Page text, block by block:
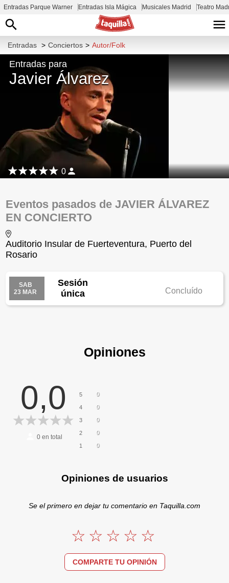
Entradas Parque Warner Entradas Isla Mágica Musicales Madrid Teatro
Entradas > Conciertos > Autor/Folk
Entradas para
Javier Álvarez
0
Eventos pasados de JAVIER ÁLVAREZ
EN CONCIERTO
Auditorio Insular de Fuerteventura, Puerto del
Rosario
SAB
23 MAR
Sesión
única
Concluído
Opiniones
0,0
0en total
5 0
4 0
3 0
2 0
1 0
Opiniones de usuarios
Se el primero en dejar tu comentario en Taquilla.com
COMPARTE TU OPINIÓN